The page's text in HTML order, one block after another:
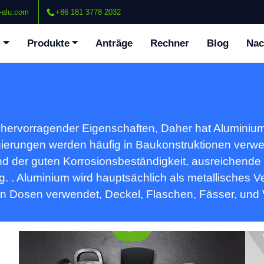
+86 181 3778 2032
Produkte Anträge Rechner Blog
Eigenschaften, Daher hat
werden häufig in Baukonstruktionen
der guten Korrosionsbeständigkeit,
. Aluminium wird hauptsächlich als metallisches
Dosen verwendet, Deckel, Flaschen, Fässer, und
Entdecken Sie Aluminium -Discs für
Kochgeschirr mit überlegener
Wärmeleitfähigkeit, Leichtes Design, und
Korrosionsbeständigkeit. Ideal zum Braten
von Pfannen, Schnellkochtöpfe, und
Backbleche.
Aluminiumblätter für Boot Decking